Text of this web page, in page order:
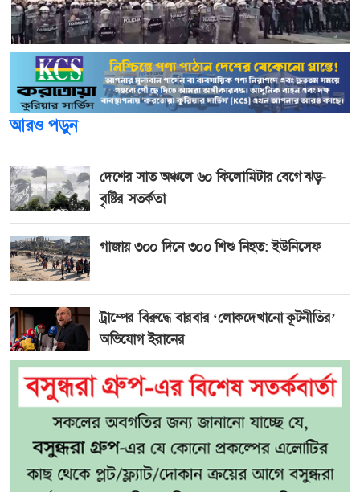
আরও পড়ুন
দেশের সাত অঞ্চলে ৬০ কিলোমিটার বেগে ঝড়-
বৃষ্টির সতর্কতা
গাজায় ৩০০ দিনে ৩০০ শিশু নিহত: ইউনিসেফ
ট্রাম্পের বিরুদ্ধে বারবার ‘লোকদেখানো কূটনীতির’
অভিযোগ ইরানের